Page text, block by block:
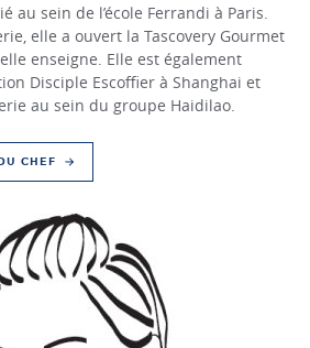
au sein de l’école Ferrandi à Paris.
elle a ouvert la Tascovery Gourmet
enseigne. Elle est également
Disciple Escoffier à Shanghai et
au sein du groupe Haidilao.
CHEF